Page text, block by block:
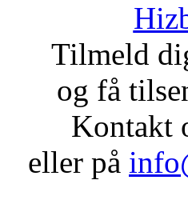
Tilmeld
og få
Kontakt
eller på